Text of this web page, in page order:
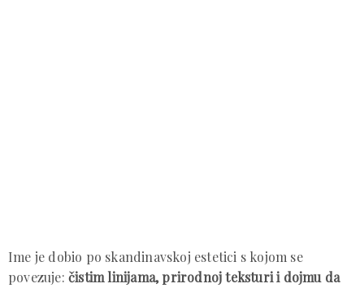
Ime je dobio po skandinavskoj estetici s kojom se
povezuje: čistim linijama, prirodnoj teksturi i dojmu da